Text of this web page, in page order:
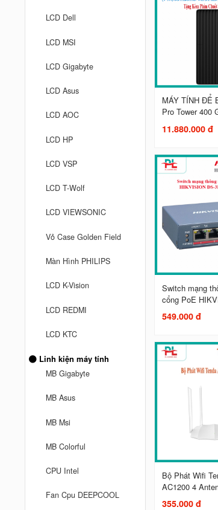
LCD Dell
LCD MSI
LCD Gigabyte
LCD Asus
LCD AOC
LCD HP
LCD VSP
LCD T-Wolf
LCD VIEWSONIC
Vỏ Case Golden Field
Màn Hình PHILIPS
LCD K-Vision
LCD REDMI
LCD KTC
Linh kiện máy tính
MB Gigabyte
MB Asus
MB Msi
MB Colorful
CPU Intel
Fan Cpu DEEPCOOL
MÁY TÍNH ĐỂ
Pro Tower 400
11.880.000 đ
Switch mạng
cổng PoE
549.000 đ
Bộ Phát Wifi
AC1200 4
355.000 đ